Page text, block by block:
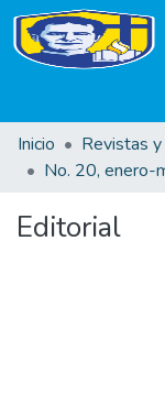
Inicio
Revistas
No. 20, enero-
Editorial